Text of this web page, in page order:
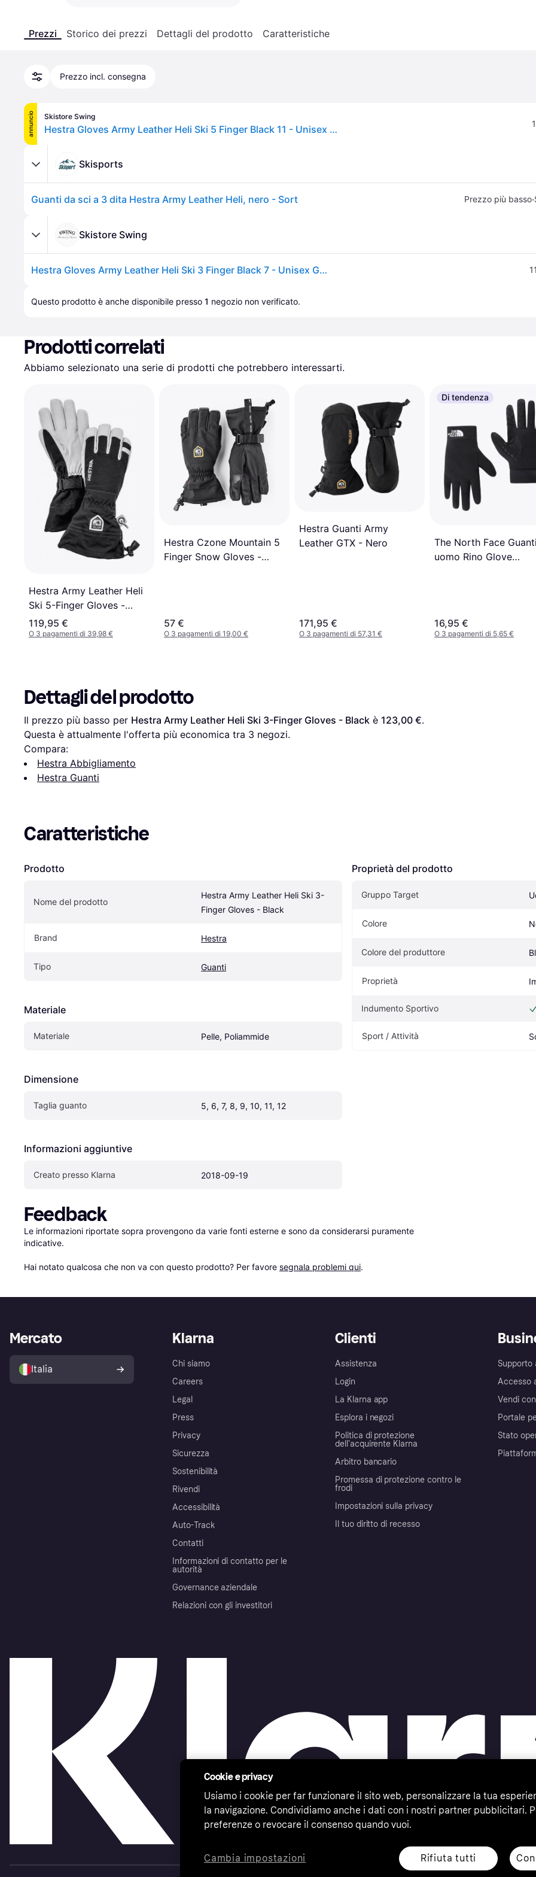
Prezzi Storico dei prezzi Dettagli del prodotto Caratteristiche
Prezzo incl. consegna
annuncio Skistore Swing
Hestra Gloves Army Leather Heli Ski 5 Finger Black 11 - Unisex Guanti - Nero - 11
Skisports
Guanti da sci a 3 dita Hestra Army Leather Heli, nero - Sort Prezzo più basso·
Skistore Swing
Hestra Gloves Army Leather Heli Ski 3 Finger Black 7 - Unisex Guanti - Nero - 7
Questo prodotto è anche disponibile presso 1 negozio non verificato.
Prodotti correlati
Abbiamo selezionato una serie di prodotti che potrebbero interessarti.
Hestra Army Leather Heli
Ski 5-Finger Gloves -
Black
119,95 €
O 3 pagamenti di 39,98 €
Hestra Czone Mountain 5
Finger Snow Gloves -
57 €
O 3 pagamenti di 19,00 €
Hestra Guanti Army
Leather GTX - Nero
171,95 €
O 3 pagamenti di 57,31 €
Di tendenza
The North Face
uomo Rino Glove
16,95 €
O 3 pagamenti di 5,65 €
Dettagli del prodotto
Il prezzo più basso per Hestra Army Leather Heli Ski 3-Finger Gloves - Black è 123,00 €.
Questa è attualmente l'offerta più economica tra 3 negozi.
Compara:
Hestra Abbigliamento
Hestra Guanti
Caratteristiche
Prodotto
Nome del prodotto
Hestra Army Leather Heli Ski 3-
Finger Gloves - Black
Brand Hestra
Tipo Guanti
Materiale
Materiale Pelle, Poliammide
Dimensione
Taglia guanto 5, 6, 7, 8, 9, 10, 11, 12
Informazioni aggiuntive
Creato presso Klarna 2018-09-19
Proprietà del prodotto
Gruppo Target
Colore
Colore del produttore
Proprietà
Indumento Sportivo
Sport / Attività
Feedback
Le informazioni riportate sopra provengono da varie fonti esterne e sono da considerarsi puramente
indicative.
Hai notato qualcosa che non va con questo prodotto? Per favore segnala problemi qui.
Klarna
Chi siamo
Careers
Legal
Press
Privacy
Sicurezza
Sostenibilità
Rivendi
Accessibilità
Auto-Track
Contatti
Informazioni di contatto per le
autorità
Governance aziendale
Relazioni con gli investitori
Clienti
Assistenza
Login
La Klarna app
Esplora i negozi
Politica di protezione
dell'acquirente Klarna
Arbitro bancario
Promessa di protezione contro le
frodi
Impostazioni sulla privacy
Il tuo diritto di recesso
Supporto
Accesso
Vendi
Portale
Stato
Mercato
Italia
Cookie e privacy
Usiamo i cookie per far funzionare il sito web, personalizzare la tua
la navigazione. Condividiamo anche i dati con i nostri partner pubblicitari.
preferenze o revocare il consenso quando vuoi.
Rifiuta tutti
Cambia impostazioni